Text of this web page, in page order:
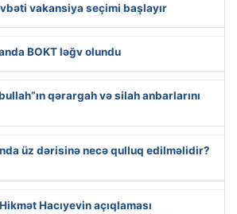
vakansiya seçimi başlayır
BOKT ləğv olundu
qərargah və silah anbarlarını
üz dərisinə necə qulluq edilməlidir?
Hacıyevin açıqlaması